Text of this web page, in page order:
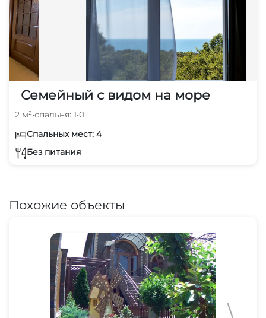
Семейный с видом на море
2 м²•спальня: 1•0
Спальных мест: 4
Без питания
Похожие объекты